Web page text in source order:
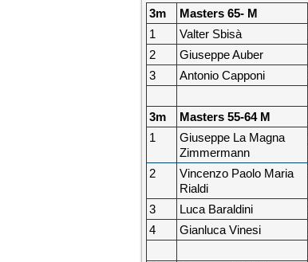
3m
Masters 65- M
1
Valter Sbisà
2
Giuseppe Auber
3
Antonio Capponi
3m
Masters 55-64 M
1
Giuseppe La Magna
Zimmermann
2
Vincenzo Paolo Maria
Rialdi
3 Luca Baraldini
4
Gianluca Vinesi